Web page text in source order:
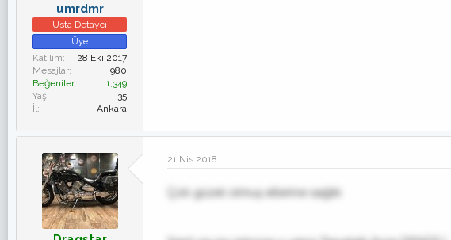
umrdmr
Usta Detaycı
Üye
Katılım
28 Eki 2017
Mesajlar
980
Beğeniler
1,349
Yaş
35
İl
Ankara
21 Nis 2018
Çok güzel olmuş ellerine sağlık